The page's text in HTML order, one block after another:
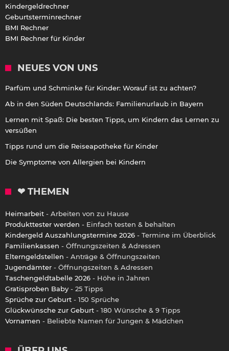
Kindergeldrechner
Geburtsterminrechner
BMI Rechner
BMI Rechner für Kinder
NEUES VON UNS
Parfüm und Schminke für Kinder: Worauf ist zu achten?
Ab in den Süden Deutschlands: Familienurlaub in Bayern
Lernen mit Spaß: Die besten Tipps, um Kindern das Lernen zu
versüßen
Tipps rund um die Reiseapotheke für Kinder
Die Symptome von Allergien bei Kindern
❤ THEMEN
Heimarbeit - Arbeiten von zu Hause
Produkttester werden - Einfach testen & behalten
Kindergeld Auszahlungstermine 2026 - Termine im Überblick
Familienkassen - Öffnungszeiten & Adressen
Elterngeldstellen - Anträge & Öffnungszeiten
Jugendämter - Öffnungszeiten & Adressen
Taschengeldtabelle 2026 - Höhe in Jahren
Gratisproben Baby - 25 Tipps
Sprüche zur Geburt - 150 Sprüche
Glückwünsche zur Geburt - 180 Wünsche & 9 Tipps
Vornamen - Beliebte Namen für Jungen & Mädchen